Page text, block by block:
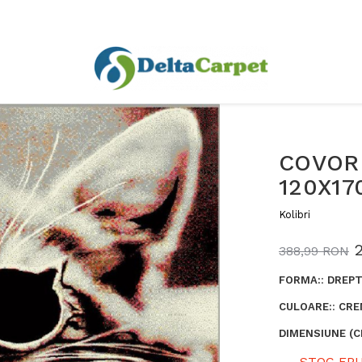
Kolibri
388,99 RON
FORMA::
CULOARE::
DIMENSIUNE